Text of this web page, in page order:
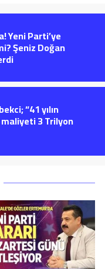
Yeni Parti’ye
Şeniz Doğan
“41 yılın
3 Trilyon